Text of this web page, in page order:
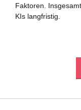
Faktoren.
KIs langfristig.